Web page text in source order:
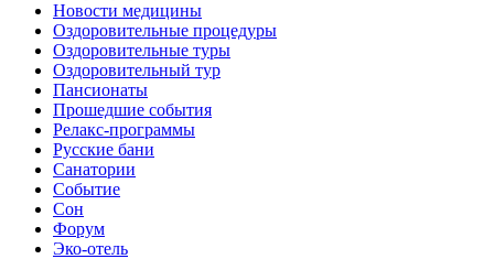
Новости медицины
Оздоровительные процедуры
Оздоровительные туры
Оздоровительный тур
Пансионаты
Прошедшие события
Релакс-программы
Русские бани
Санатории
Событие
Сон
Форум
Эко-отель